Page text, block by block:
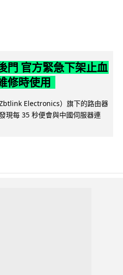
門 官方緊急下架止血
修時使用
Electronics）旗下的路由器
現每 35 秒便會與中國伺服器連